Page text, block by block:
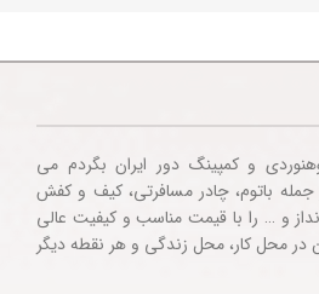
و کمپینگ دور ایران بگردم می
جمله باتوم، چادر مسافرتی، کیف و کفش
و … را با قیمت مناسب و کیفیت عالی
در محل کار، محل زندگی و هر نقطه دیگر